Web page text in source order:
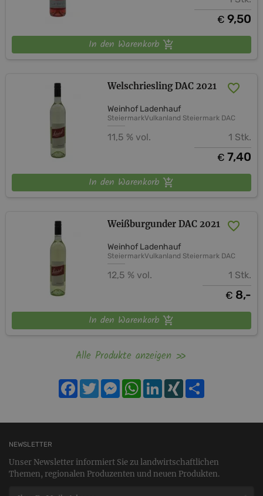
€ 9,50
In den Warenkorb
Welschriesling DAC 2021
Weinhof Ladenhauf
SteiermarkVulkanland Steiermark DAC
11,5 % vol. 1 Stk.
€ 7,40
In den Warenkorb
Weißburgunder DAC 2021
Weinhof Ladenhauf
SteiermarkVulkanland Steiermark DAC
12,5 % vol. 1 Stk.
€ 8,-
In den Warenkorb
Alle Produkte anzeigen
FacebookTwitterMessengerWhatsApp
LinkedIn
XING
NEWSLETTER
Unser Newsletter informiert Sie zu landwirtschaftlichen
Themen, regionalen Produzenten und neuen Produkten.